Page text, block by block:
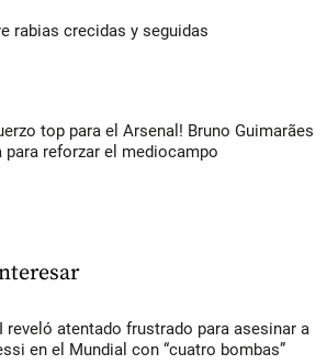
rabias crecidas y seguidas
top para el Arsenal! Bruno Guimarães
para reforzar el mediocampo
reveló atentado frustrado para asesinar a
en el Mundial con “cuatro bombas”